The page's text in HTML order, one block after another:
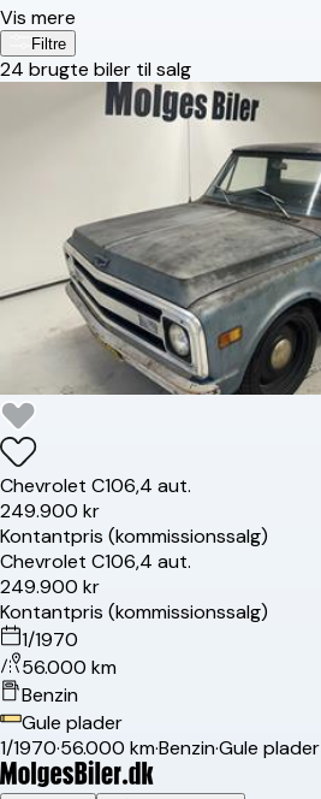
Vis mere
Filtre
24 brugte biler til salg
Chevrolet C106,4 aut.
249.900 kr
Kontantpris (kommissionssalg)
Chevrolet C106,4 aut.
249.900 kr
Kontantpris (kommissionssalg)
1/1970
56.000 km
Benzin
Gule plader
1/1970·56.000 km·Benzin·Gule plader